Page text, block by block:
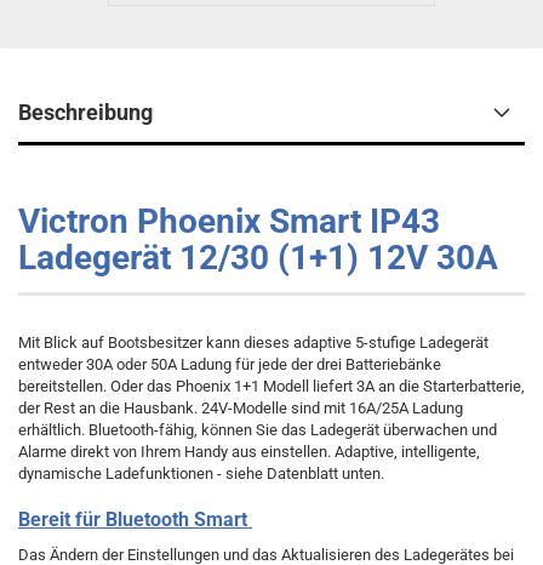
Beschreibung
Victron Phoenix Smart IP43
Ladegerät 12/30 (1+1) 12V 30A
Mit Blick auf Bootsbesitzer kann dieses adaptive 5-stufige Ladegerät
entweder 30A oder 50A Ladung für jede der drei Batteriebänke
bereitstellen. Oder das Phoenix 1+1 Modell liefert 3A an die Starterbatterie,
der Rest an die Hausbank. 24V-Modelle sind mit 16A/25A Ladung
erhältlich. Bluetooth-fähig, können Sie das Ladegerät überwachen und
Alarme direkt von Ihrem Handy aus einstellen. Adaptive, intelligente,
dynamische Ladefunktionen - siehe Datenblatt unten.
Bereit für Bluetooth Smart
Das Ändern der Einstellungen und das Aktualisieren des Ladegerätes bei